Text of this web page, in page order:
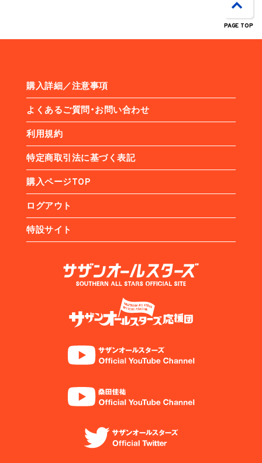
購入詳細／注意事項
よくあるご質問・お問い合わせ
利用規約
特定商取引法に基づく表記
購入ページTOP
ログアウト
特設サイト
PAGE TOP